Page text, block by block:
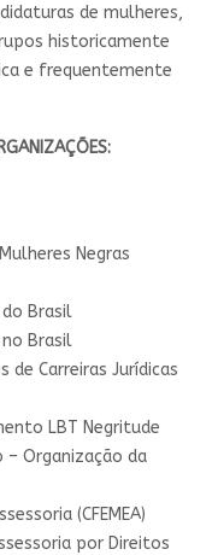
de mulheres,
historicamente
e frequentemente
Negras
Brasil
Brasil
de Carreiras Jurídicas
LBT Negritude
– Organização da
(CFEMEA)
por Direitos